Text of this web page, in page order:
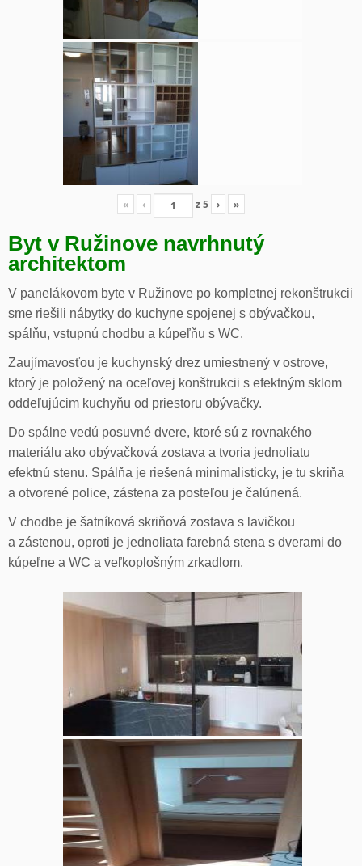
« ‹ z5 › »
Byt v Ružinove navrhnutý
architektom
V panelákovom byte v Ružinove po kompletnej rekonštrukcii
sme riešili nábytky do kuchyne spojenej s obývačkou,
spálňu, vstupnú chodbu a kúpeľňu s WC.
Zaujímavosťou je kuchynský drez umiestnený v ostrove,
ktorý je položený na oceľovej konštrukcii s efektným sklom
oddeľujúcim kuchyňu od priestoru obývačky.
Do spálne vedú posuvné dvere, ktoré sú z rovnakého
materiálu ako obývačková zostava a tvoria jednoliatu
efektnú stenu. Spálňa je riešená minimalisticky, je tu skriňa
a otvorené police, zástena za posteľou je čalúnená.
V chodbe je šatníková skriňová zostava s lavičkou
a zástenou, oproti je jednoliata farebná stena s dverami do
kúpeľne a WC a veľkoplošným zrkadlom.